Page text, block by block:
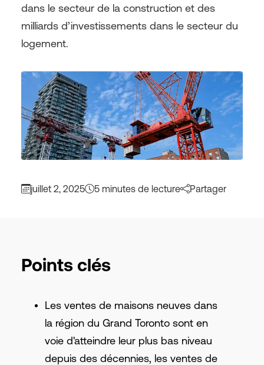
dans le secteur de la construction et des
milliards d’investissements dans le secteur du
logement.
juillet 2, 2025 5 minutes de lecture Partager
Points clés
Les ventes de maisons neuves dans
la région du Grand Toronto sont en
voie d'atteindre leur plus bas niveau
depuis des décennies, les ventes de